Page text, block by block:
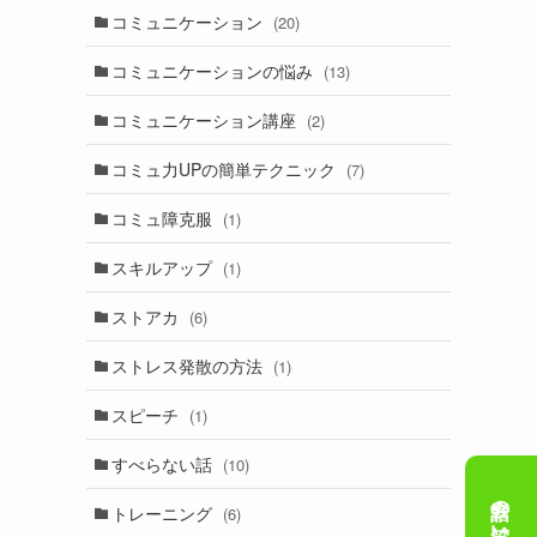
コミュニケーション (20)
コミュニケーションの悩み (13)
コミュニケーション講座 (2)
コミュ力UPの簡単テクニック (7)
コミュ障克服 (1)
スキルアップ (1)
ストアカ (6)
ストレス発散の方法 (1)
スピーチ (1)
すべらない話 (10)
トレーニング (6)